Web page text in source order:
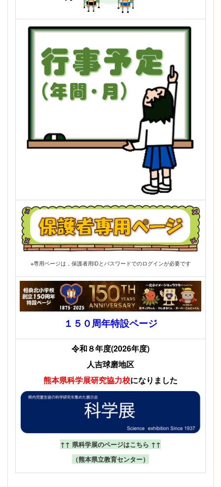
※専用ページは，保護者用IDとパスワードでのログインが必要です
１５０周年特設ページ
令和８年度(2026年度)
人吉球磨地区
熊本県科学展研究協力校になりました
↑↑ 県科学展のページはこちら ↑↑
（熊本県立教育センター）